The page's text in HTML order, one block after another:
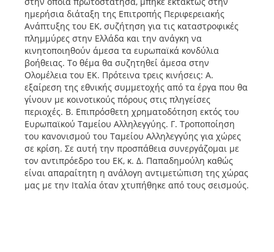
ημερήσια διάταξη της Επιτροπής Περιφερειακής
Ανάπτυξης του ΕΚ, συζήτηση για τις καταστροφικές
πλημμύρες στην Ελλάδα και την ανάγκη να
κινητοποιηθούν άμεσα τα ευρωπαϊκά κονδύλια
βοήθειας. Το θέμα θα συζητηθεί άμεσα στην
Ολομέλεια του ΕΚ. Πρότεινα τρεις κινήσεις: Α.
εξαίρεση της εθνικής συμμετοχής από τα έργα που θα
γίνουν με κοινοτικούς πόρους στις πληγείσες
περιοχές. Β. Επιπρόσθετη χρηματοδότηση εκτός του
Ευρωπαϊκού Ταμείου Αλληλεγγύης. Γ. Τροποποίηση
του κανονισμού του Ταμείου Αλληλεγγύης για χώρες
σε κρίση. Σε αυτή την προσπάθεια συνεργάζομαι με
τον αντιπρόεδρο του ΕΚ, κ. Δ. Παπαδημούλη καθώς
είναι απαραίτητη η ανάλογη αντιμετώπιση της χώρας
μας με την Ιταλία όταν χτυπήθηκε από τους σεισμούς.